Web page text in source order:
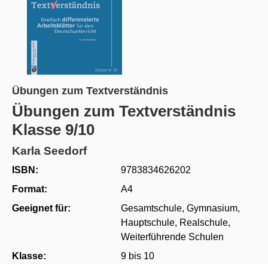
Übungen zum Textverständnis
Übungen zum Textverständnis
Klasse 9/10
Karla Seedorf
ISBN:
9783834626202
Format:
A4
Geeignet für:
Gesamtschule, Gymnasium,
Hauptschule, Realschule,
Weiterführende Schulen
Klasse:
9 bis 10